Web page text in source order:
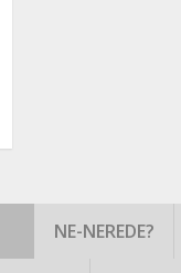
NE-NEREDE?